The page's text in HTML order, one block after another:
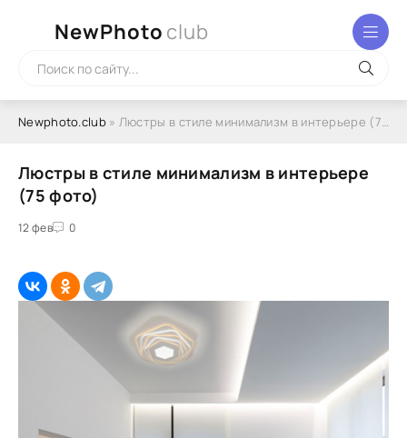
NewPhoto club
Newphoto.club» Люстры в стиле минимализм в интерьере (75 фото)
Люстры в стиле минимализм в интерьере
(75 фото)
12 фев 0